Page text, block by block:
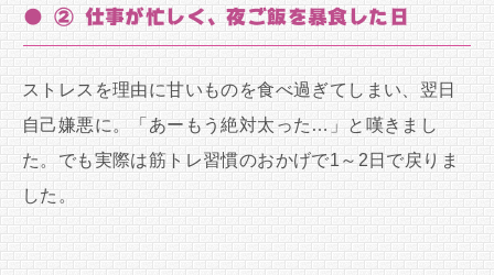
● ② 仕事が忙しく、夜ご飯を暴食した日
ストレスを理由に甘いものを食べ過ぎてしまい、翌日
自己嫌悪に。「あーもう絶対太った…」と嘆きまし
た。でも実際は筋トレ習慣のおかげで1～2日で戻りま
した。